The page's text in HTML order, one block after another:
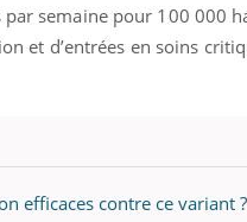
semaine pour 100 000
et d’entrées en soins
efficaces contre ce variant ?
Les symptômes de
en fer sont multiples ce qui